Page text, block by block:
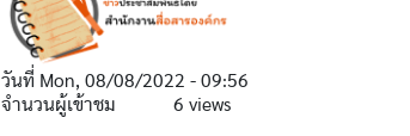
วันที่ Mon, 08/08/2022 - 09:56
จำนวนผู้เข้าชม
6 views